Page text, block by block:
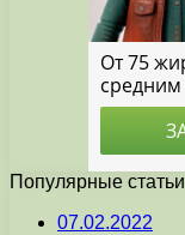
Популярные статьи
07.02.2022